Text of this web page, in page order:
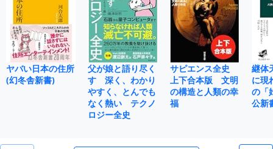
ヤバい日本の住所
(幻冬舎新書)
父が娘と語り尽く
す 深く、わかり
やすく、とんでも
なく熱い テクノ
ロジー全史
サピエンス全史
上下合本版 文明
の構造と人類の幸
福
継体
に現
の「
公新